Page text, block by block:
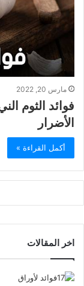
مارس 20, 2022
الأضرار
أكمل القراءة »
اخر المقالات